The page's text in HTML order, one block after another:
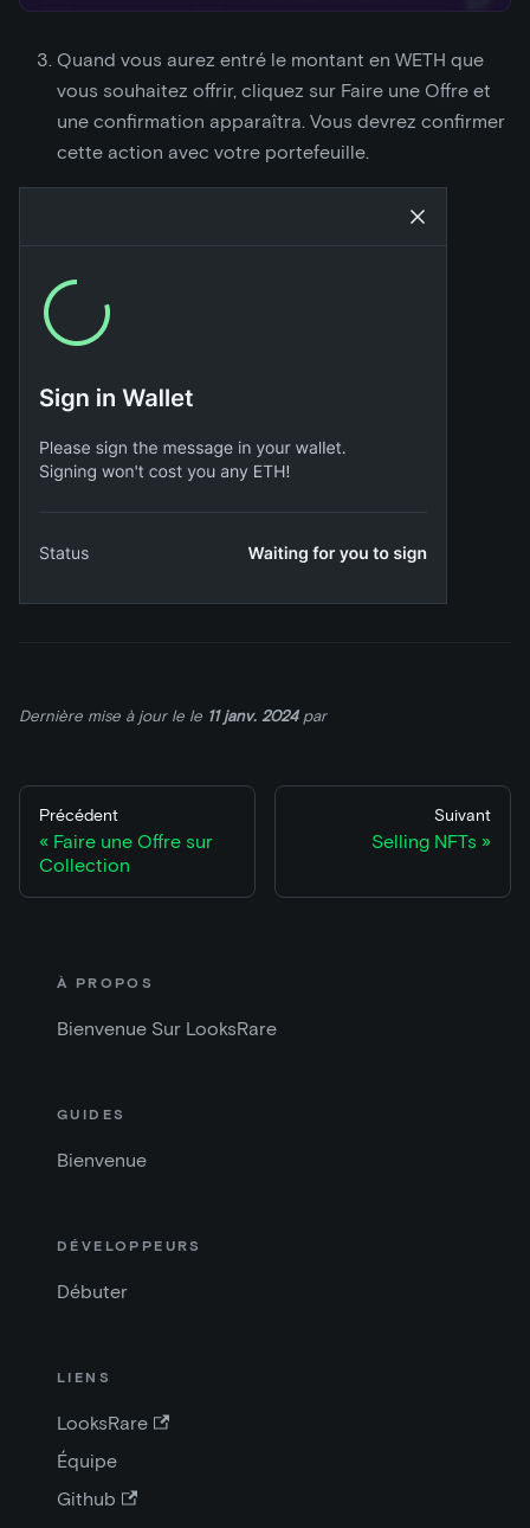
Quand vous aurez entré le montant en WETH que
vous souhaitez offrir, cliquez sur Faire une Offre et
une confirmation apparaîtra. Vous devrez confirmer
cette action avec votre portefeuille.
Dernière mise à jour le le 11 janv. 2024par
Précédent
Faire une Offre sur
Collection
Suivant
Selling NFTs
À PROPOS
Bienvenue Sur LooksRare
GUIDES
Bienvenue
DÉVELOPPEURS
Débuter
LIENS
LooksRare
Équipe
Github